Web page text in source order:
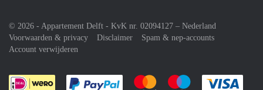
© 2026 - Appartement Delft - KvK nr. 02094127 – Nederland
Voorwaarden & privacy
Disclaimer
Spam & nep-accounts
Account verwijderen
Je rekent gemakkelijk af met Paypal
Je rekent gemakkelijk af met
Je rekent